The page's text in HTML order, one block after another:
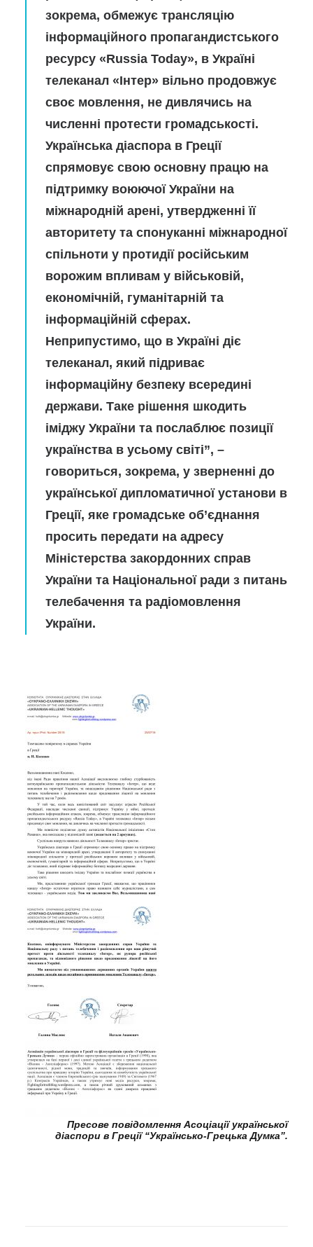
зокрема, обмежує трансляцію
інформаційного пропагандистського
ресурсу «Russia Today», в Україні
телеканал «Інтер» вільно продовжує
своє мовлення, не дивлячись на
численні протести громадськості.
Українська діаспора в Греції
спрямовує свою основну працю на
підтримку воюючої України на
міжнародній арені, утвердженні її
авторитету та спонуканні міжнародної
спільноти у протидії російським
ворожим впливам у військовій,
економічній, гуманітарній та
інформаційній сферах.
Неприпустимо, що в Україні діє
телеканал, який підриває
інформаційну безпеку всередині
держави. Таке рішення шкодить
іміджу України та послаблює позиції
українства в усьому світі”, –
говориться, зокрема, у зверненні до
української дипломатичної установи в
Греції, яке громадське об’єднання
просить передати на адресу
Міністерства закордонних справ
України та Національної ради з питань
телебачення та радіомовлення
України.
Пресове повідомлення Асоціації української
діаспори в Греції “Українсько-Грецька Думка”.